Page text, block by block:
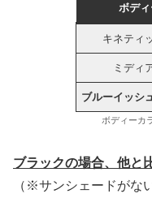
ボデ
キネティ
ミディ
ブルーイッシ
ボディーカ
ブラックの場合、他と
（※サンシェードがな